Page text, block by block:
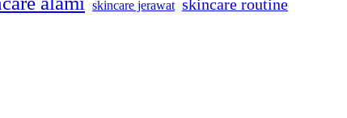
skincare jerawat skincare routine